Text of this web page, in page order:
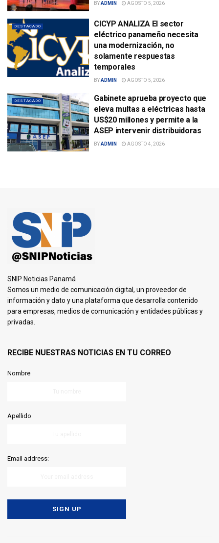
BYADMIN AGOSTO 5, 2026
DESTACADO
CICYP ANALIZA El sector
eléctrico panameño necesita
una modernización, no
solamente respuestas
temporales
BYADMIN AGOSTO 5, 2026
DESTACADO
Gabinete aprueba proyecto que
eleva multas a eléctricas hasta
US$20 millones y permite a la
ASEP intervenir distribuidoras
BYADMIN AGOSTO 4, 2026
SNIP Noticias Panamá
Somos un medio de comunicación digital, un proveedor de
información y dato y una plataforma que desarrolla contenido
para empresas, medios de comunicación y entidades públicas y
privadas.
RECIBE NUESTRAS NOTICIAS EN TU CORREO
Nombre
Apellido
Email address: